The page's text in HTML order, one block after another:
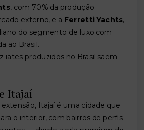
, com 70% da produção
externo, e a Ferretti Yachts,
do segmento de luxo com
ao Brasil.
iates produzidos no Brasil saem
Itajaí
Itajaí é uma cidade que
o interior, com bairros de perfis